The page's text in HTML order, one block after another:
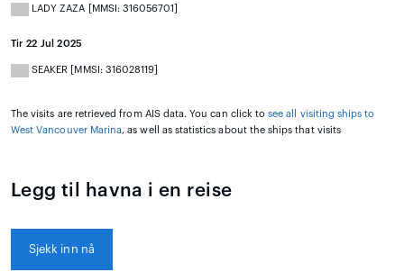
LADY ZAZA [MMSI: 316056701]
Tir 22 Jul 2025
SEAKER [MMSI: 316028119]
The visits are retrieved from AIS data. You can click tosee all visiting ships to
West Vancouver Marina, as well as statistics about the ships that visits
Legg til havna i en reise
Sjekk inn nå